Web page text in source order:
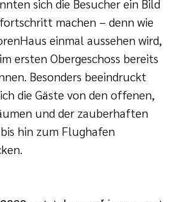
sich die Besucher ein Bild
machen – denn wie
einmal aussehen wird,
ersten Obergeschoss bereits
Besonders beeindruckt
die Gäste von den offenen,
und der zauberhaften
hin zum Flughafen